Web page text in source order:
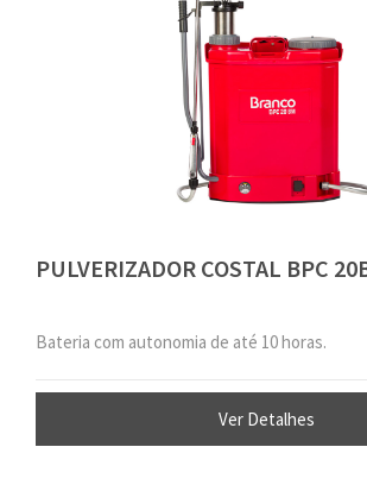
PULVERIZADOR COSTAL BPC
Bateria com autonomia de até 10 horas.
Ver Detalhes